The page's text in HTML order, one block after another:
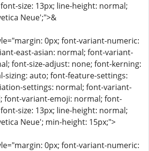
size: 13px; line-height: normal;
Neue';">&
0px; font-variant-numeric:
east-asian: normal; font-variant-
font-size-adjust: none; font-kerning:
sizing: auto; font-feature-settings:
settings: normal; font-variant-
font-variant-emoji: normal; font-
size: 13px; line-height: normal;
Neue'; min-height: 15px;">
0px; font-variant-numeric: